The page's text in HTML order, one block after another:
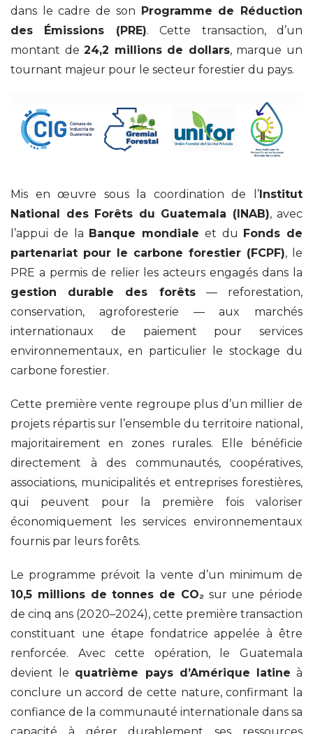
dans le cadre de son Programme de Réduction
des Émissions (PRE). Cette transaction, d’un
montant de24,2 millions de dollars, marque un
tournant majeur pour le secteur forestier du pays.
Mis en œuvre sous la coordination de l’Institut
National des Forêts du Guatemala (INAB), avec
l’appui de la Banque mondiale et du Fonds de
partenariat pour le carbone forestier (FCPF), le
PRE a permis de relier les acteurs engagés dans la
gestion durable des forêts— reforestation,
conservation, agroforesterie — aux marchés
internationaux de paiement pour services
environnementaux, en particulier le stockage du
carbone forestier.
Cette première vente regroupe plus d’un millier de
projets répartis sur l’ensemble du territoire national,
majoritairement en zones rurales. Elle bénéficie
directement à des communautés, coopératives,
associations, municipalités et entreprises forestières,
qui peuvent pour la première fois valoriser
économiquement les services environnementaux
fournis par leurs forêts.
Le programme prévoit la vente d’un minimum de
10,5 millions de tonnes de CO₂ sur une période
de cinq ans (2020–2024), cette première transaction
constituant une étape fondatrice appelée à être
renforcée. Avec cette opération, le Guatemala
devient le quatrième pays d’Amérique latine à
conclure un accord de cette nature, confirmant la
confiance de la communauté internationale dans sa